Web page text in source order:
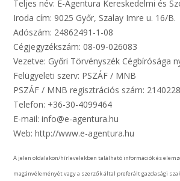
Teljes név: E-Agentura Kereskedelmi és
Iroda cím: 9025 Győr, Szalay Imre u. 16/B.
Adószám: 24862491-1-08
Cégjegyzékszám: 08-09-026083
Vezetve: Győri Törvényszék Cégbírósága
Felügyeleti szerv: PSZÁF / MNB
PSZÁF / MNB regisztrációs szám:
Telefon: +36-30-4099464
E-mail: info@e-agentura.hu
Web: http://www.e-agentura.hu
A jelen oldalakon/hírlevelekben található információk és
magánvéleményét vagy a szerzők által preferált gazdasági